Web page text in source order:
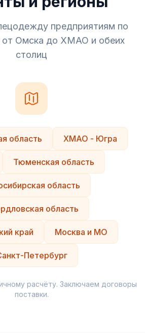
предприятиям по
от Омска до ХМАО и обеих
столиц
область ХМАО - Югра
Тюменская область
область
область
край Москва и МО
Петербург
расчёту. Заключаем договоры
поставки.